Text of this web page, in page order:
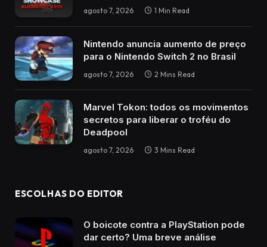
agosto 7, 2026 1 Min Read
Nintendo anuncia aumento de preço
para o Nintendo Switch 2 no Brasil
agosto 7, 2026 2 Mins Read
Marvel Tokon: todos os movimentos
secretos para liberar o troféu do
Deadpool
agosto 7, 2026 3 Mins Read
ESCOLHAS DO EDITOR
O boicote contra a PlayStation pode
dar certo? Uma breve análise